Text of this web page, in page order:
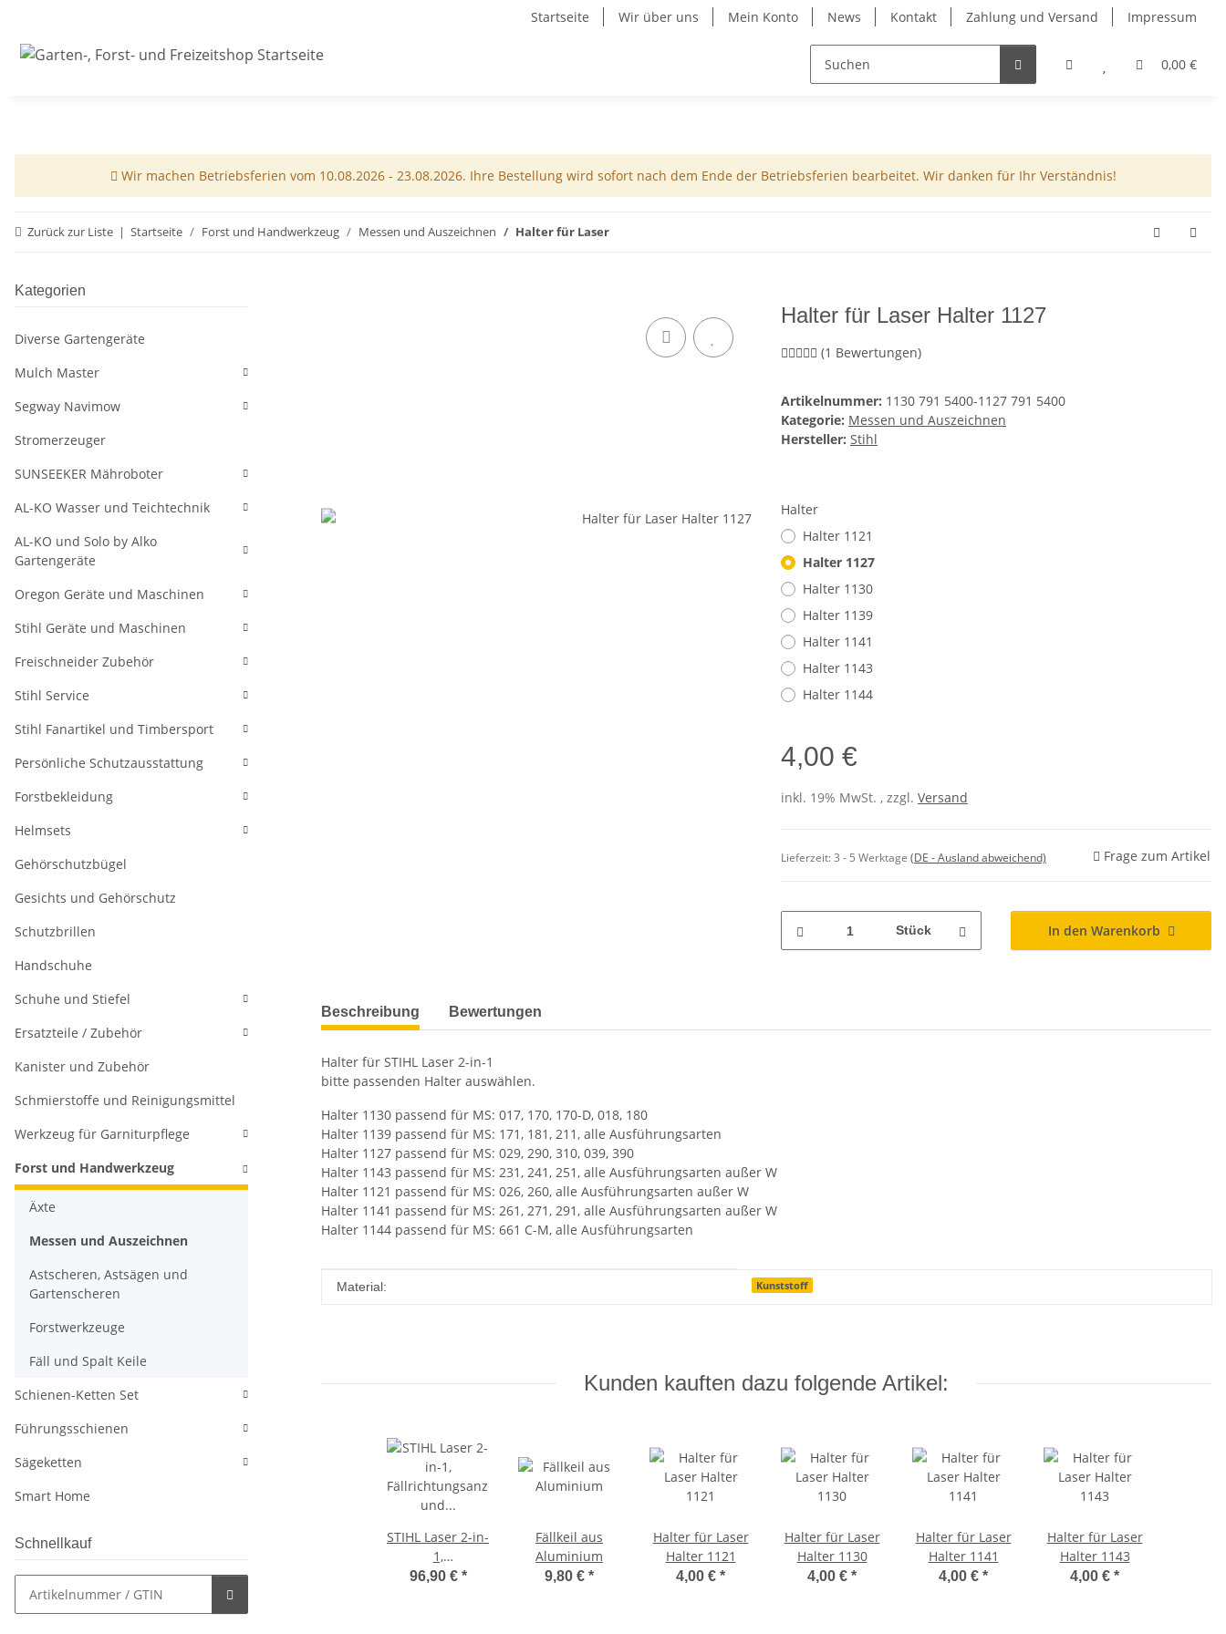
Startseite Wir über uns Mein Konto News Kontakt Zahlung und Versand Impressum
0,00 €
Wir machen Betriebsferien vom 10.08.2026 - 23.08.2026. Ihre Bestellung wird sofort nach dem Ende der Betriebsferien bearbeitet. Wir danken für Ihr Verständnis!
Zurück zur Liste Startseite Forst und Handwerkzeug Messen und Auszeichnen Halter für Laser
Halter für Laser Halter 1127
(1 Bewertungen)
Artikelnummer: 1130 791 5400-1127 791 5400
Kategorie: Messen und Auszeichnen
Hersteller: Stihl
Halter
Halter 1121
Halter 1127
Halter 1130
Halter 1139
Halter 1141
Halter 1143
Halter 1144
4,00 €
inkl. 19% MwSt. , zzgl. Versand
Lieferzeit:3 - 5 Werktage (DE - Ausland abweichend) Frage zum Artikel
Stück In den Warenkorb
weitere Registerkarten anzeigen
Beschreibung Bewertungen
Halter für STIHL Laser 2-in-1
bitte passenden Halter auswählen.
Halter 1130 passend für MS: 017, 170, 170-D, 018, 180
Halter 1139 passend für MS: 171, 181, 211, alle Ausführungsarten
Halter 1127 passend für MS: 029, 290, 310, 039, 390
Halter 1143 passend für MS: 231, 241, 251, alle Ausführungsarten außer W
Halter 1121 passend für MS: 026, 260, alle Ausführungsarten außer W
Halter 1141 passend für MS: 261, 271, 291, alle Ausführungsarten außer W
Halter 1144 passend für MS: 661 C-M, alle Ausführungsarten
Produkteigenschaft
Wert
Material: Kunststoff
Kunden kauften dazu folgende Artikel:
STIHL Laser 2-in-
1,
Fällrichtungsanzeiger
96,90 € *
Fällkeil aus
Aluminium
9,80 € *
Halter für Laser
Halter 1121
4,00 € *
Halter für Laser
Halter 1130
4,00 € *
Halter für Laser
Halter 1141
4,00 € *
Halter für Laser
Halter 1143
4,00 € *
Kategorien
Diverse Gartengeräte
Mulch Master
Segway Navimow
Stromerzeuger
SUNSEEKER Mähroboter
AL-KO Wasser und Teichtechnik
AL-KO und Solo by Alko
Gartengeräte
Oregon Geräte und Maschinen
Stihl Geräte und Maschinen
Freischneider Zubehör
Stihl Service
Stihl Fanartikel und Timbersport
Persönliche Schutzausstattung
Forstbekleidung
Helmsets
Gehörschutzbügel
Gesichts und Gehörschutz
Schutzbrillen
Handschuhe
Schuhe und Stiefel
Ersatzteile / Zubehör
Kanister und Zubehör
Schmierstoffe und Reinigungsmittel
Werkzeug für Garniturpflege
Forst und Handwerkzeug
Äxte
Messen und Auszeichnen
Astscheren, Astsägen und
Gartenscheren
Forstwerkzeuge
Fäll und Spalt Keile
Schienen-Ketten Set
Führungsschienen
Sägeketten
Smart Home
Schnellkauf